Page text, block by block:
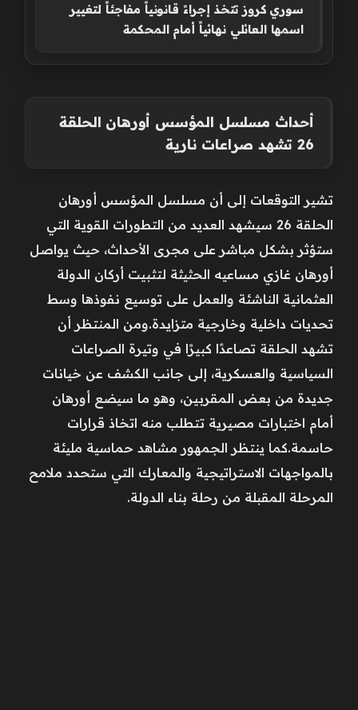
سوري كروز تتخذ إجراءً قانونياً مفاجئاً لتغيير
اسمها العائلي نهائياً أمام المحكمة
أحداث مسلسل المؤسس أورهان الحلقة
26 تشهد صراعات نارية
تشير التوقعات إلى أن مسلسل المؤسس أورهان
الحلقة 26 سيشهد العديد من التطورات القوية التي
ستؤثر بشكل مباشر على مجرى الأحداث، حيث يواصل
أورهان غازي مساعيه الحثيثة لتثبيت أركان الدولة
العثمانية الناشئة والعمل على توسيع نفوذها وسط
تحديات داخلية وخارجية متزايدة.ومن المنتظر أن
تشهد الحلقة تصاعدًا كبيرًا في وتيرة الصراعات
السياسية والعسكرية، إلى جانب الكشف عن خيانات
جديدة من بعض المقربين، وهو ما سيضع أورهان
أمام اختبارات مصيرية تتطلب منه اتخاذ قرارات
حاسمة.كما ينتظر الجمهور مشاهد حماسية مليئة
بالمواجهات الاستراتيجية والمعارك التي ستحدد ملامح
المرحلة المقبلة من رحلة بناء الدولة.